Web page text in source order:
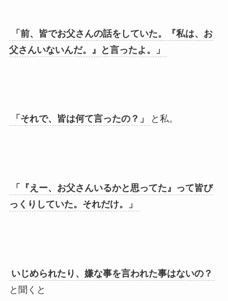
「前、皆でお父さんの話をしていた。『私は、お
父さんいないんだ。』と言ったよ。」
「それで、皆は何て言ったの？」 と私。
「『えー、お父さんいるかと思ってた』って皆び
っくりしていた。それだけ。」
いじめられたり、嫌な事を言われた事はないの？
と聞くと